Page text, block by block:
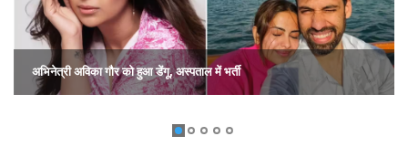
अभिनेत्री अविका गौर को हुआ डेंगू, अस्पताल में भर्ती